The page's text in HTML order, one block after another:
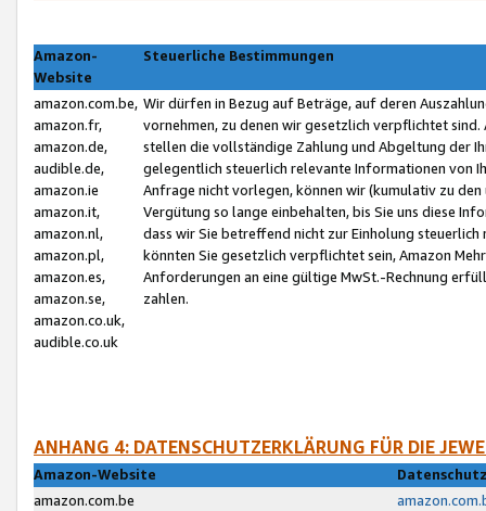
Amazon-
Website
Steuerliche Bestimmungen
amazon.com.be,
amazon.fr,
amazon.de,
audible.de,
amazon.ie
amazon.it,
amazon.nl,
amazon.pl,
amazon.es,
amazon.se,
amazon.co.uk,
audible.co.uk
Wir dürfen in Bezug auf Beträge, auf deren
vornehmen, zu denen wir gesetzlich verpflichtet
stellen die vollständige Zahlung und Abgeltung der
gelegentlich steuerlich relevante Informationen von
Anfrage nicht vorlegen, können wir (kumulativ zu
Vergütung so lange einbehalten, bis Sie uns diese
dass wir Sie betreffend nicht zur Einholung
könnten Sie gesetzlich verpflichtet sein, Amazon
Anforderungen an eine gültige MwSt.-Rechnung
zahlen.
ANHANG 4: DATENSCHUTZERKLÄRUNG FÜR DIE
Amazon-Website
amazon.com.be